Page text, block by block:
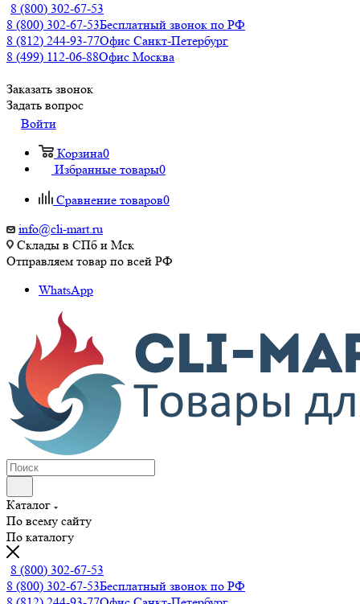
8 (800) 302-67-53
8 (800) 302-67-53Бесплатный звонок по РФ
8 (812) 244-93-77Офис Санкт-Петербург
8 (499) 112-06-88Офис Москва
Заказать звонок
Задать вопрос
Войти
Корзина0
Избранные товары0
Сравнение товаров0
info@cli-mart.ru
Склады в СПб и Мск
Отправляем товар по всей РФ
WhatsApp
Каталог
По всему сайту
По каталогу
8 (800) 302-67-53
8 (800) 302-67-53Бесплатный звонок по РФ